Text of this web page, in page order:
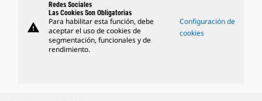
warning
Redes Sociales
Las Cookies Son Obligatorias
Para habilitar esta función, debe
aceptar el uso de cookies de
segmentación, funcionales y de
rendimiento.
Configuración de
cookies